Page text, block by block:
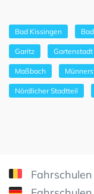
Bad Kissingen
Garitz Gartenstadt
Maßbach
Nördlicher Stadtteil